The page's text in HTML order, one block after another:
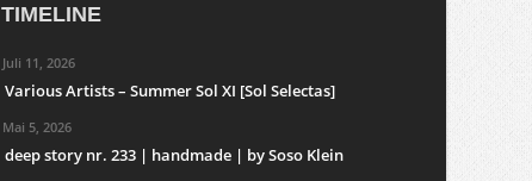
TIMELINE
Juli 11, 2026
Various Artists – Summer Sol XI [Sol Selectas]
Mai 5, 2026
deep story nr. 233 | handmade | by Soso Klein